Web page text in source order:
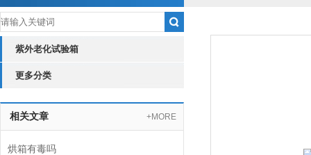
紫外老化试验箱
更多分类
相关文章 +MORE
烘箱有毒吗